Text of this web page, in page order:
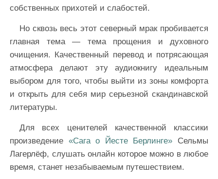
собственных прихотей и слабостей.
Но сквозь весь этот северный мрак пробивается
главная тема — тема прощения и духовного
очищения. Качественный перевод и потрясающая
атмосфера делают эту аудиокнигу идеальным
выбором для того, чтобы выйти из зоны комфорта
и открыть для себя мир серьезной скандинавской
литературы.
Для всех ценителей качественной классики
произведение «Сага о Йесте Берлинге» Сельмы
Лагерлёф, слушать онлайн которое можно в любое
время, станет незабываемым путешествием.